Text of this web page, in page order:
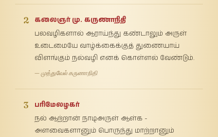
2
கலைஞர் மு. கருணாநிதி
பலவழிகளால் ஆராய்ந்து கண்டாலும் அருள்
உடைமையே வாழ்க்கைக்குத் துணையாய்
விளங்கும் நல்வழி எனக் கொள்ளல் வேண்டும்.
— முத்துவேல் கருணாநிதி
3
பரிமேலழகர்
நல் ஆற்றான் நாடிஅருள் ஆள்க -
அளவைகளானும் பொருந்து மாற்றானும்